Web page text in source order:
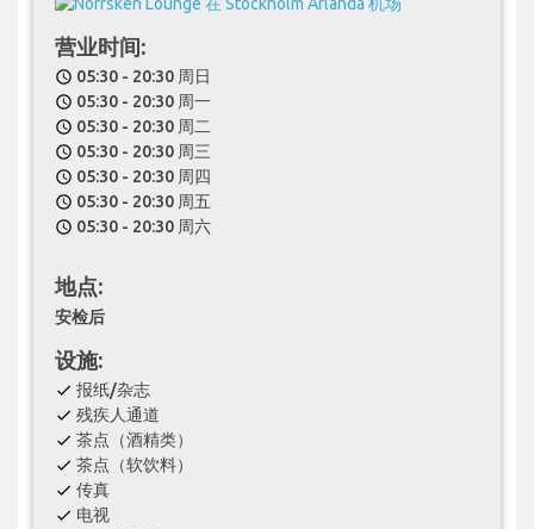
营业时间:
schedule 05:30 - 20:30 周日
schedule 05:30 - 20:30 周一
schedule 05:30 - 20:30 周二
schedule 05:30 - 20:30 周三
schedule 05:30 - 20:30 周四
schedule 05:30 - 20:30 周五
schedule 05:30 - 20:30 周六
地点:
安检后
设施:
check 报纸/杂志
check 残疾人通道
check 茶点（酒精类）
check 茶点（软饮料）
check 传真
check 电视